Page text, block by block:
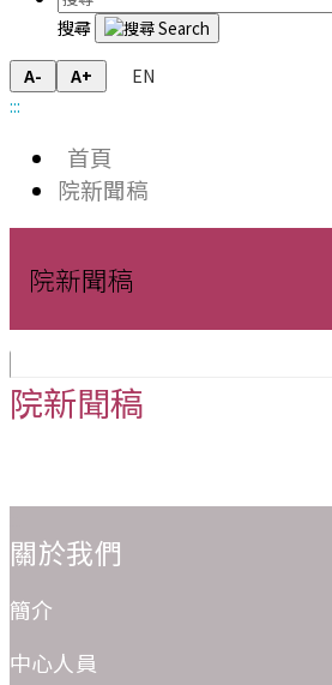
搜尋
A- A+
EN
:::
首頁
院新聞稿
院新聞稿
院新聞稿
關於我們
簡介
中心人員